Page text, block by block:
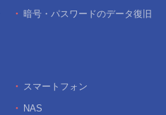
暗号・パスワードのデータ復旧
スマートフォン
NAS